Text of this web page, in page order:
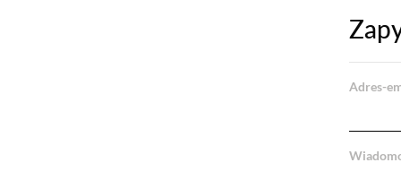
Adres-